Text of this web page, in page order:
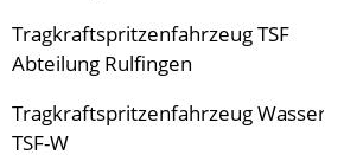
Tragkraftspritzenfahrzeug TSF
Abteilung Rulfingen
Tragkraftspritzenfahrzeug Wasser
TSF-W